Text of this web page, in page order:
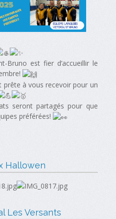
Bruno est fier d’accueillir le
prête à vous recevoir pour un
seront partagés pour que
préférées!
Hallowen
Les Versants